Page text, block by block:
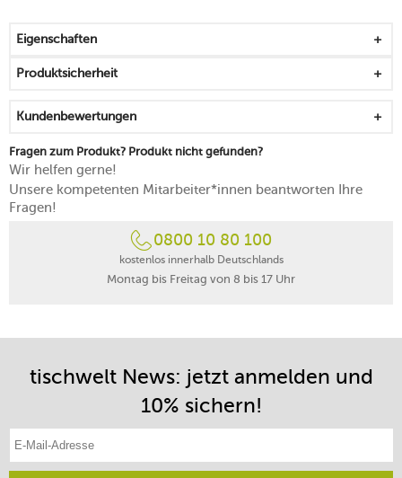
konzipiert
jedes Teil ist durch eine Reaktivglasur ein
mikrowellengeeignet
spülmaschinenfest
Eigenschaften
Produktsicherheit
Kundenbewertungen
Fragen zum Produkt? Produkt nicht gefunden?
Wir helfen gerne!
Unsere kompetenten Mitarbeiter*innen beantworten Ihre
Fragen!
0800 10 80 100
kostenlos innerhalb Deutschlands
Montag bis Freitag von 8 bis 17 Uhr
tischwelt News: jetzt anmelden und
10% sichern!